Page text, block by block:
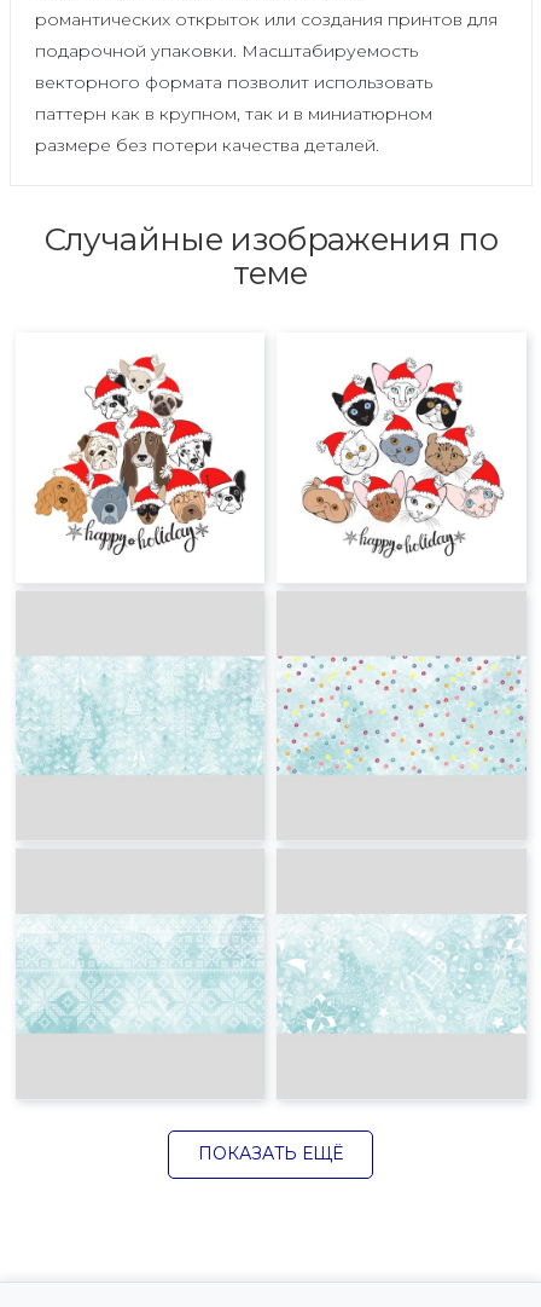
романтических открыток или создания принтов для
подарочной упаковки. Масштабируемость
векторного формата позволит использовать
паттерн как в крупном, так и в миниатюрном
размере без потери качества деталей.
Случайные изображения по
теме
ПОКАЗАТЬ ЕЩЁ